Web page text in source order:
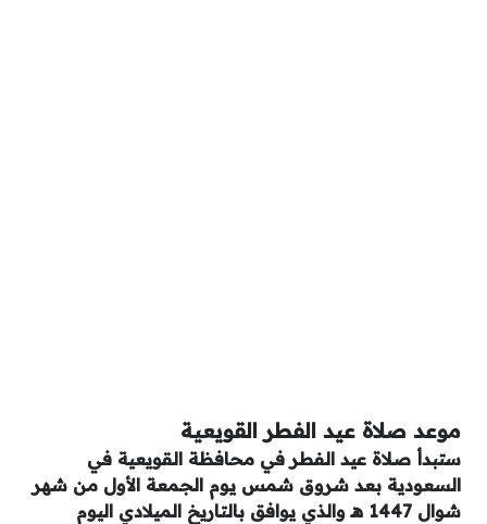
موعد صلاة عيد الفطر القويعية
ستبدأ صلاة عيد الفطر في محافظة القويعية في
السعودية بعد شروق شمس يوم الجمعة الأول من شهر
شوال 1447 هـ والذي يوافق بالتاريخ الميلادي اليوم